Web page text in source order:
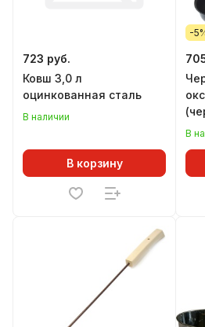
723 руб.
Ковш 3,0 л
оцинкованная сталь
В наличии
В корзину
-
В